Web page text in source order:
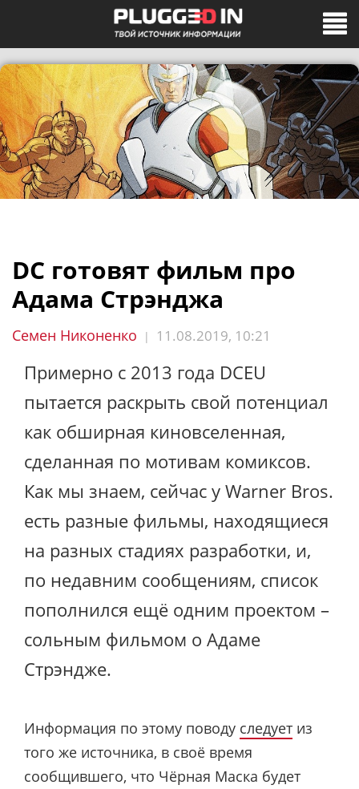
DC готовят фильм про
Адама Стрэнджа
Семен Никоненко | 11.08.2019, 10:21
Примерно с 2013 года DCEU
пытается раскрыть свой потенциал
как обширная киновселенная,
сделанная по мотивам комиксов.
Как мы знаем, сейчас у Warner Bros.
есть разные фильмы, находящиеся
на разных стадиях разработки, и,
по недавним сообщениям, список
пополнился ещё одним проектом –
сольным фильмом о Адаме
Стрэндже.
Информация по этому поводу следует из
того же источника, в своё время
сообщившего, что Чёрная Маска будет